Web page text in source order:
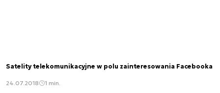
Satelity telekomunikacyjne w polu zainteresowania Facebooka
24.07.2018 1 min.